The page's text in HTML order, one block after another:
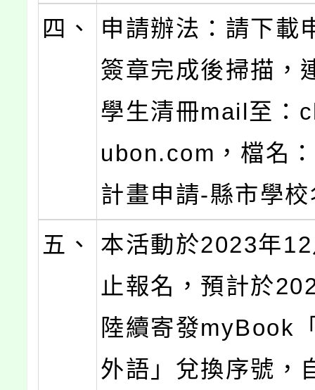
四、
申請辦法：請下載
簽章完成後掃描，
學生清冊mail至：
ubon.com，檔名
計畫申請-縣市學
五、
本活動於2023年
止報名，預計於
陸續寄發myBook
外語」兌換序號，